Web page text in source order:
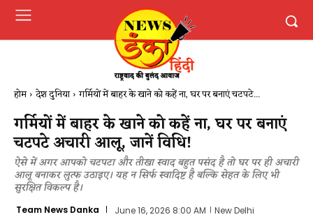
होम देश दुनिया गर्मियों में बाहर के खाने को कहें ना, घर पर बनाएं चटपटे...
गर्मियों में बाहर के खाने को कहें ना, घर पर बनाएं
चटपटे अचारी आलू, जानें विधि!
ऐसे में अगर आपको चटपटा और तीखा स्वाद बहुत पसंद है तो घर पर ही अचारी
आलू बनाकर लुत्फ उठाइए। यह न सिर्फ स्वादिष्ट है बल्कि सेहत के लिए भी
सुरक्षित विकल्प है।
Team News Danka June 16, 2026 8:00 AM New Delhi